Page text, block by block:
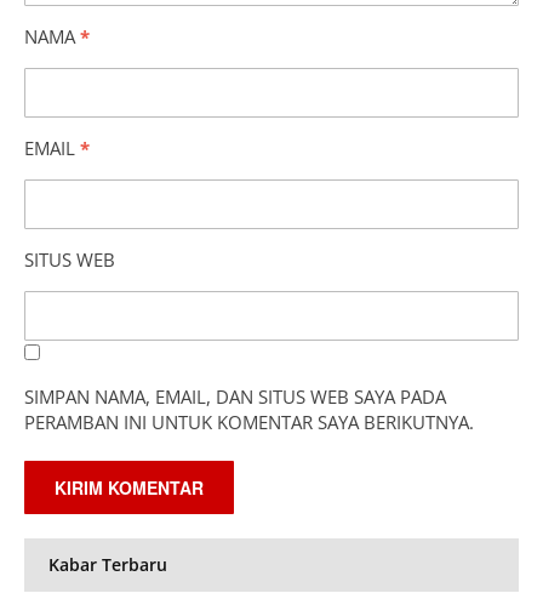
NAMA*
EMAIL *
SITUS WEB
SIMPAN NAMA, EMAIL, DAN SITUS WEB SAYA PADA
PERAMBAN INI UNTUK KOMENTAR SAYA BERIKUTNYA.
Kabar Terbaru